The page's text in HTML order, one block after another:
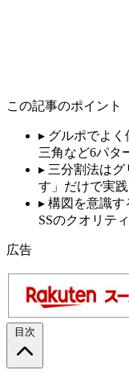
この記事のポイント
▸ グルポでよく
三角など6パタ
▸ 三分割法はグ
す」だけで実
▸ 構図を意識す
SSのクオリテ
広告
目次